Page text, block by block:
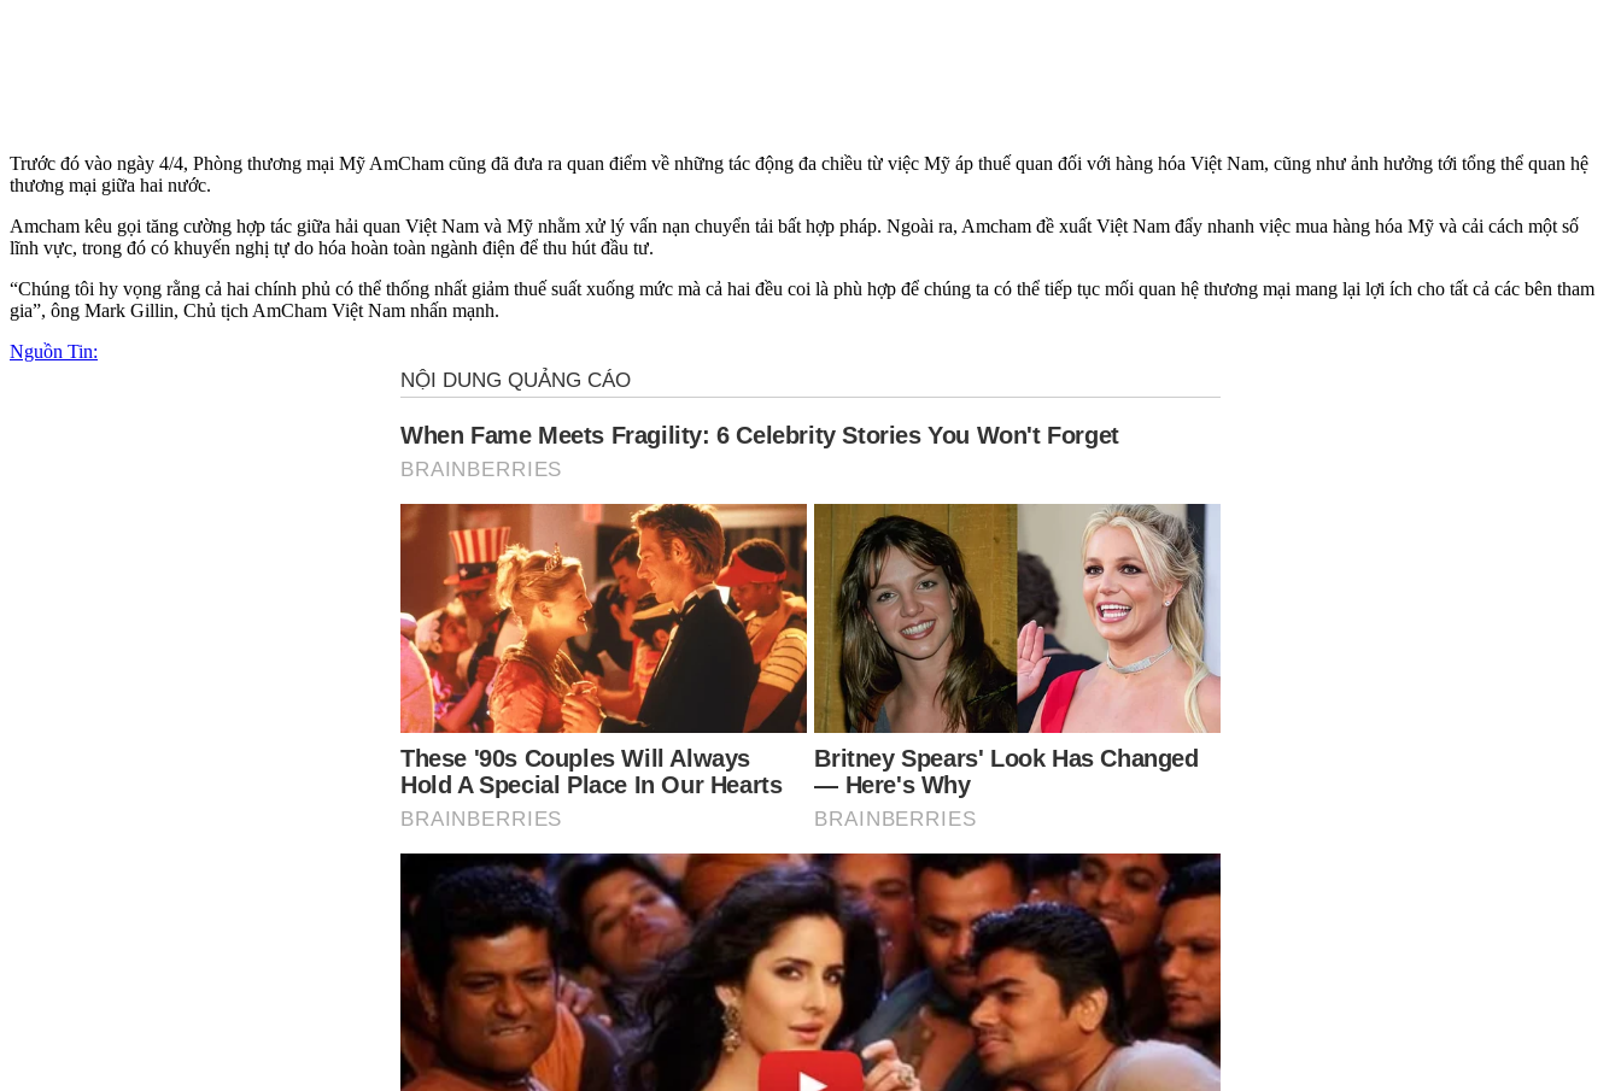
Trước đó vào ngày 4/4, Phòng thương mại Mỹ AmCham cũng đã đưa ra quan điểm về những tác động đa chiều từ việc Mỹ áp thuế quan đối với hàng hóa Việt Nam, cũng như ảnh hưởng tới tổng thể quan hệ
thương mại giữa hai nước.
Amcham kêu gọi tăng cường hợp tác giữa hải quan Việt Nam và Mỹ nhằm xử lý vấn nạn chuyển tải bất hợp pháp. Ngoài ra, Amcham đề xuất Việt Nam đẩy nhanh việc mua hàng hóa Mỹ và cải cách một số
lĩnh vực, trong đó có khuyến nghị tự do hóa hoàn toàn ngành điện để thu hút đầu tư.
“Chúng tôi hy vọng rằng cả hai chính phủ có thể thống nhất giảm thuế suất xuống mức mà cả hai đều coi là phù hợp để chúng ta có thể tiếp tục mối quan hệ thương mại mang lại lợi ích cho tất cả các bên tham
gia”, ông Mark Gillin, Chủ tịch AmCham Việt Nam nhấn mạnh.
Nguồn Tin: